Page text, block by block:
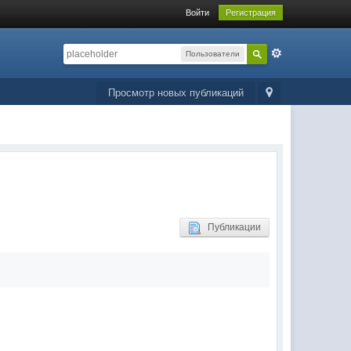
Войти Регистрация
Пользователи
Просмотр новых публикаций
Публикации